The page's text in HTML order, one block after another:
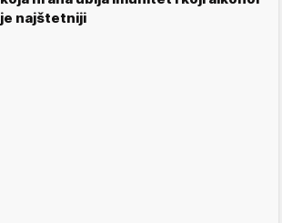
je najštetniji